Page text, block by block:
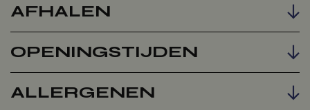
AFHALEN
OPENINGSTIJDEN
ALLERGENEN